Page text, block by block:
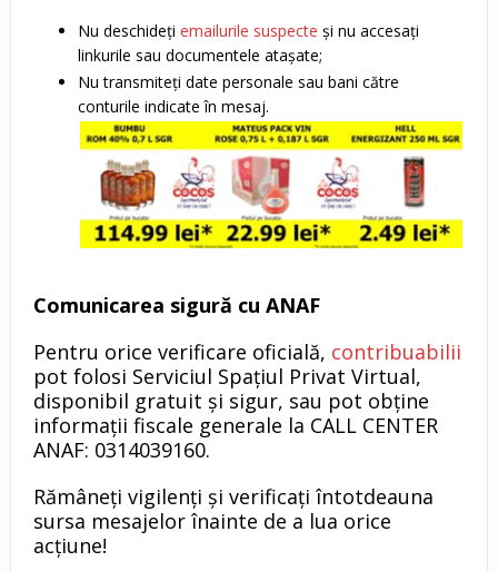
Nu deschideți emailurile suspecte și nu accesați
linkurile sau documentele atașate;
Nu transmiteți date personale sau bani către
conturile indicate în mesaj.
Comunicarea sigură cu ANAF
Pentru orice verificare oficială, contribuabilii
pot folosi Serviciul Spațiul Privat Virtual,
disponibil gratuit și sigur, sau pot obține
informații fiscale generale la CALL CENTER
ANAF: 0314039160.
Rămâneți vigilenți și verificați întotdeauna
sursa mesajelor înainte de a lua orice
acțiune!